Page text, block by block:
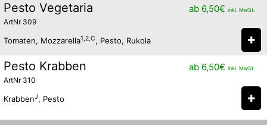
Pesto Vegetaria
ArtNr 309
ab 6,50€ inkl. MwSt.
Tomaten, Mozzarella1,2,C, Pesto, Rukola ✚
Pesto Krabben
ArtNr 310
ab 6,50€ inkl. MwSt.
KrabbenJ, Pesto ✚